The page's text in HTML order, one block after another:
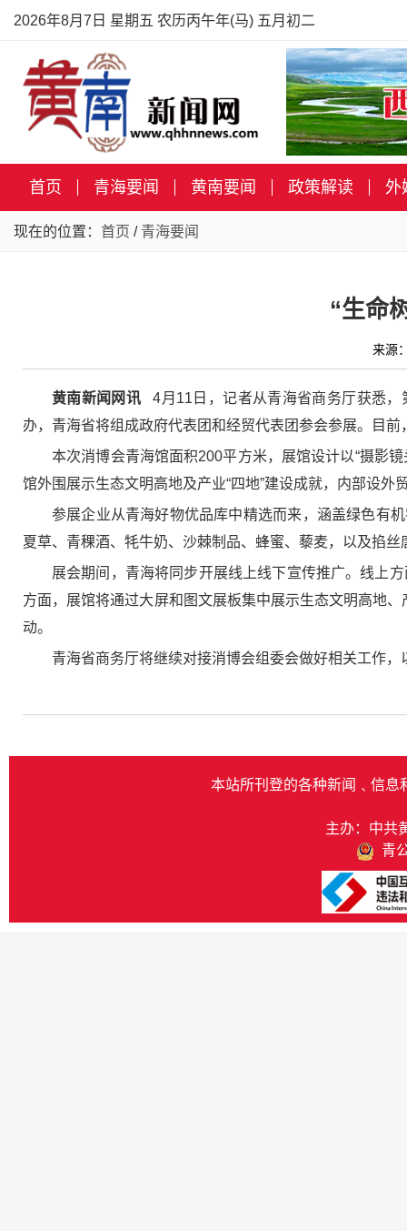
2026年8月7日 星期五 农历丙午年(马) 五月初二
首页 青海要闻 黄南要闻 政策解读 外
现在的位置： 首页 / 青海要闻
“生命
来源
黄南新闻网讯
4月11日，记者从青海省商务厅获悉
办，青海省将组成政府代表团和经贸代表团参会参展。目
本次消博会青海馆面积200平方米，展馆设计以“摄影
馆外围展示生态文明高地及产业“四地”建设成就，内部设
参展企业从青海好物优品库中精选而来，涵盖绿色有
夏草、青稞酒、牦牛奶、沙棘制品、蜂蜜、藜麦，以及掐
展会期间，青海将同步开展线上线下宣传推广。线上
方面，展馆将通过大屏和图文展板集中展示生态文明高地
动。
青海省商务厅将继续对接消博会组委会做好相关工作
本站所刊登的各种新闻﹑信息
主办：中共
青